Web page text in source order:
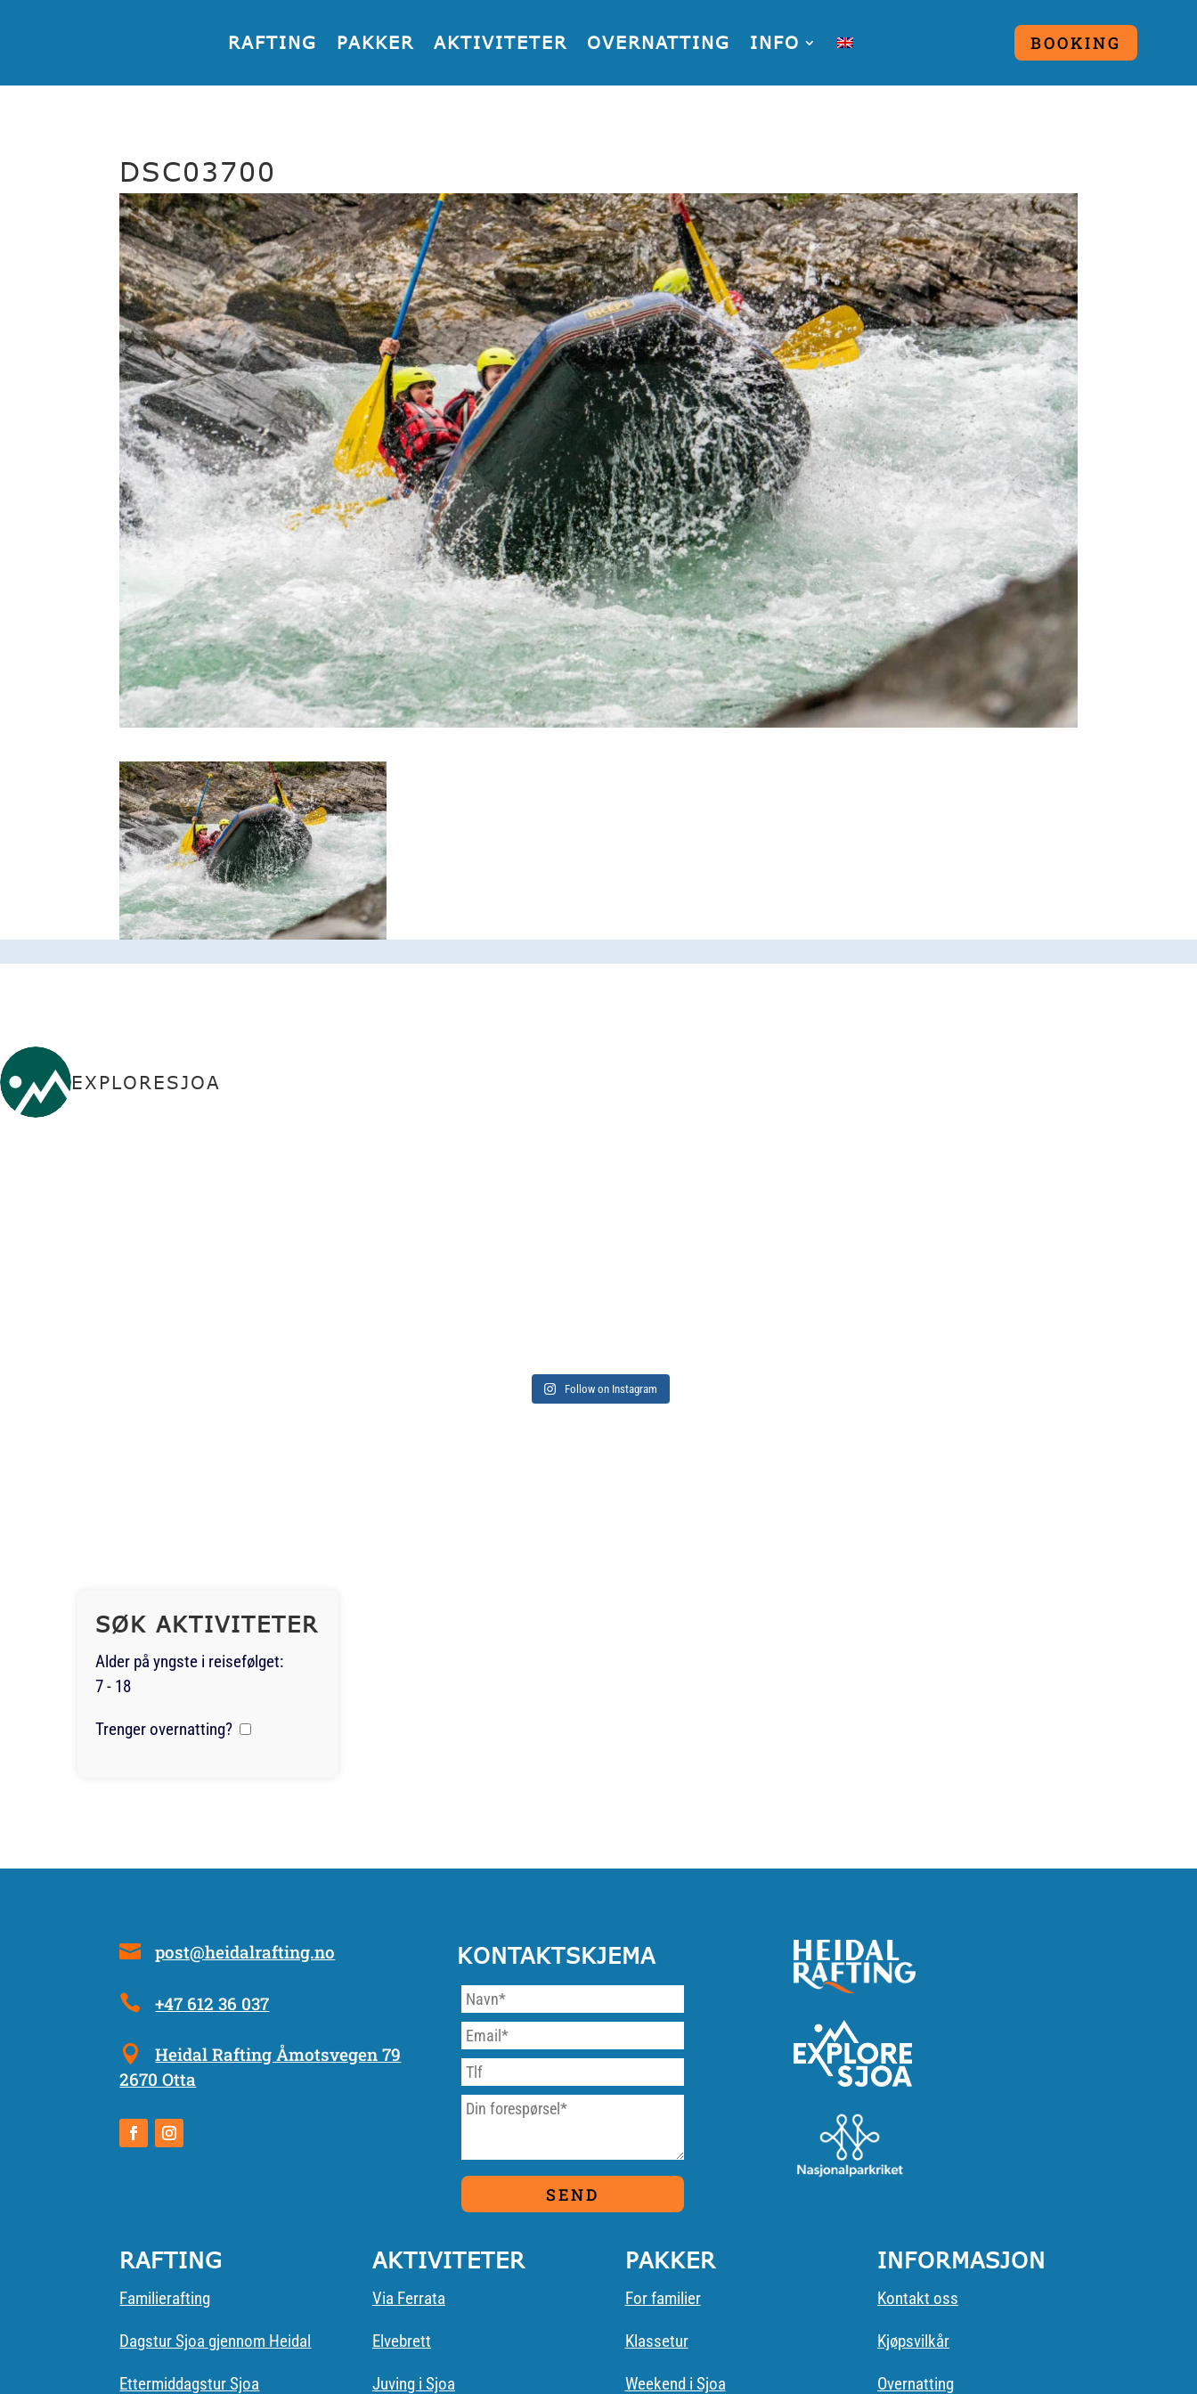
RAFTING PAKKER AKTIVITETER OVERNATTING INFO BOOKING
DSC03700
EXPLORESJOA
Follow on Instagram
SØK AKTIVITETER
Alder på yngste i reisefølget:
7 - 18
Trenger overnatting?
post@heidalrafting.no
+47 612 36 037
Heidal Rafting Åmotsvegen 79
2670 Otta
KONTAKTSKJEMA
RAFTING
Familierafting
Dagstur Sjoa gjennom Heidal
Ettermiddagstur Sjoa
AKTIVITETER
Via Ferrata
Elvebrett
Juving i Sjoa
PAKKER
For familier
Klassetur
Weekend i Sjoa
INFORMASJON
Kontakt oss
Kjøpsvilkår
Overnatting